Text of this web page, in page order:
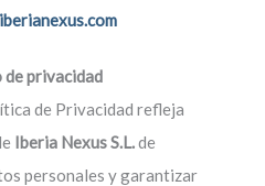
de privacidad
de Privacidad refleja
Iberia Nexus S.L.de
personales y garantizar